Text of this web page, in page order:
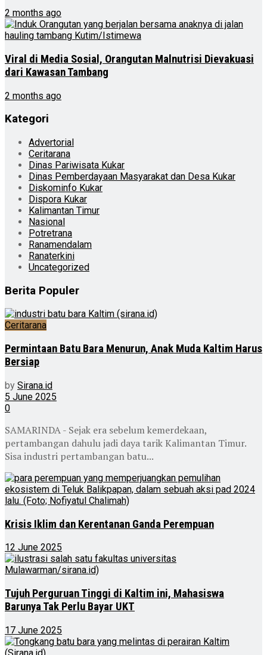
2 months ago
Viral di Media Sosial, Orangutan Malnutrisi Dievakuasi
dari Kawasan Tambang
2 months ago
Kategori
Advertorial
Ceritarana
Dinas Pariwisata Kukar
Dinas Pemberdayaan Masyarakat dan Desa Kukar
Diskominfo Kukar
Dispora Kukar
Kalimantan Timur
Nasional
Potretrana
Ranamendalam
Ranaterkini
Uncategorized
Berita Populer
Ceritarana
Permintaan Batu Bara Menurun, Anak Muda Kaltim Harus
Bersiap
by Sirana.id
5 June 2025
0
SAMARINDA - Sejak era sebelum kemerdekaan,
pertambangan dahulu jadi daya tarik Kalimantan Timur.
Sisa industri pertambangan batu...
Krisis Iklim dan Kerentanan Ganda Perempuan
12 June 2025
Tujuh Perguruan Tinggi di Kaltim ini, Mahasiswa
Barunya Tak Perlu Bayar UKT
17 June 2025